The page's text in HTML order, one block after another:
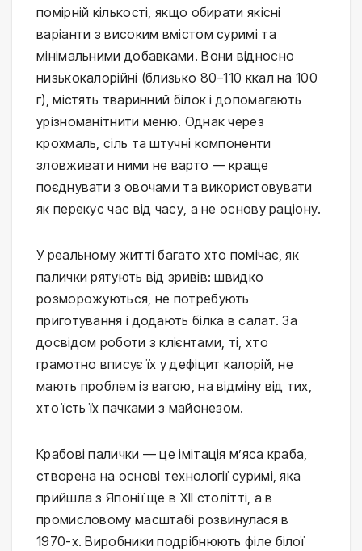
помірній кількості, якщо обирати якісні
варіанти з високим вмістом суримі та
мінімальними добавками. Вони відносно
низькокалорійні (близько 80–110 ккал на 100
г), містять тваринний білок і допомагають
урізноманітнити меню. Однак через
крохмаль, сіль та штучні компоненти
зловживати ними не варто — краще
поєднувати з овочами та використовувати
як перекус час від часу, а не основу раціону.
У реальному житті багато хто помічає, як
палички рятують від зривів: швидко
розморожуються, не потребують
приготування і додають білка в салат. За
досвідом роботи з клієнтами, ті, хто
грамотно вписує їх у дефіцит калорій, не
мають проблем із вагою, на відміну від тих,
хто їсть їх пачками з майонезом.
Крабові палички — це імітація м’яса краба,
створена на основі технології суримі, яка
прийшла з Японії ще в XII столітті, а в
промисловому масштабі розвинулася в
1970-х. Виробники подрібнюють філе білої